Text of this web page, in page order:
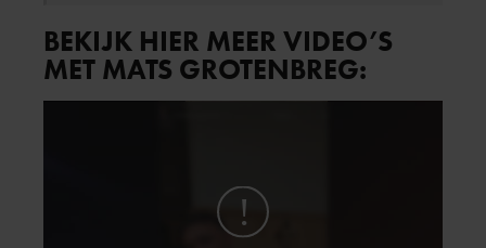
BEKIJK HIER MEER VIDEO’S
MET MATS GROTENBREG: